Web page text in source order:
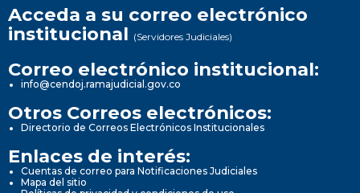
Acceda a su correo electrónico
institucional (Servidores Judiciales)
Correo electrónico institucional:
info@cendoj.ramajudicial.gov.co
Otros Correos electrónicos:
Directorio de Correos Electrónicos Institucionales
Enlaces de interés:
Cuentas de correo para Notificaciones Judiciales
Mapa del sitio